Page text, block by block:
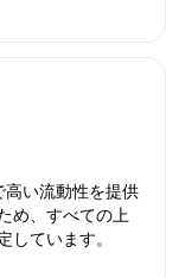
高い流動性を提供
め、すべての上
ています。